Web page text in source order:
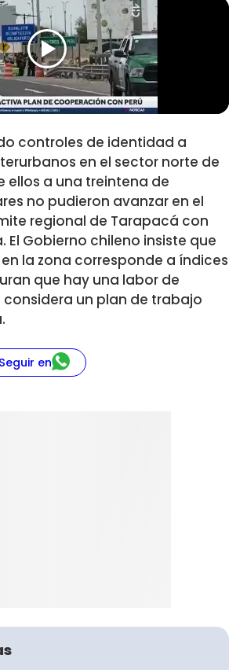
controles de identidad a
en el sector norte de
ellos a una treintena de
no pudieron avanzar en el
regional de Tarapacá con
El Gobierno chileno insiste que
la zona corresponde a índices
que hay una labor de
un plan de trabajo
Seguir en